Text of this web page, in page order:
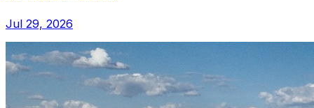
Jul 29, 2026